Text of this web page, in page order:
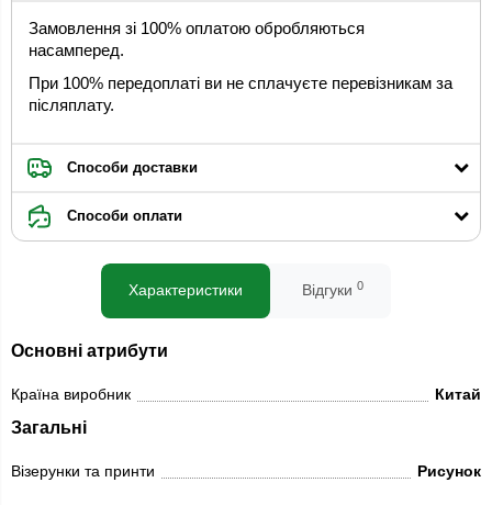
Замовлення зі 100% оплатою обробляються
насамперед.
При 100% передоплаті ви не сплачуєте перевізникам за
післяплату.
Способи доставки
Способи оплати
Характеристики Відгуки 0
Основні атрибути
Країна виробник Китай
Загальні
Візерунки та принти Рисунок